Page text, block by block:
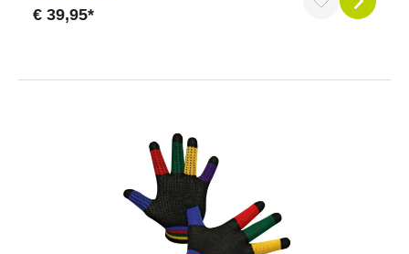
Lahme Arme gehören der Vergangenheit an. Der
rutschfeste lange Golfgriff liegt ausgezeichnet in der
Durchschnittliche Bewertung von 5 von 5 Sternen
€ 39,95*